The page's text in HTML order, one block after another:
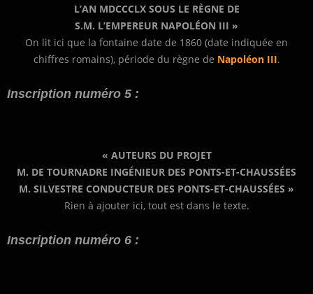
L’AN MDCCCLX SOUS LE RÈGNE DE
S.M. L’EMPEREUR NAPOLÉON III »
On lit ici que la fontaine date de 1860 (date indiquée en
chiffres romains), période du règne de Napoléon III.
Inscription numéro 5 :
« AUTEURS DU PROJET
M. DE TOURNADRE INGÉNIEUR DES PONTS-ET-CHAUSSÉES
M. SILVESTRE CONDUCTEUR DES PONTS-ET-CHAUSSÉES »
Rien à ajouter ici, tout est dans le texte.
Inscription numéro 6 :